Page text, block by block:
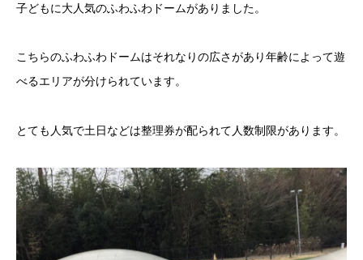
子どもに大人気のふわふわドームがありました。
こちらのふわふわドームはそれなりの広さがあり年齢によって遊
べるエリアが分けられています。
とても人気で土日などは整理券が配られて人数制限があります。